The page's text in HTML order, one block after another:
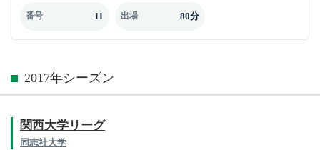
番号 11 出場 80分
2017年シーズン
関西大学リーグ
同志社大学